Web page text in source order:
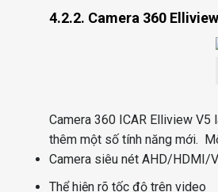
4.2.2. Camera 360
Camera 360 ICAR Elliview V5
thêm một số tính năng mới.
Camera siêu nét AHD/HDMI/
Thể hiện rõ tốc độ trên video